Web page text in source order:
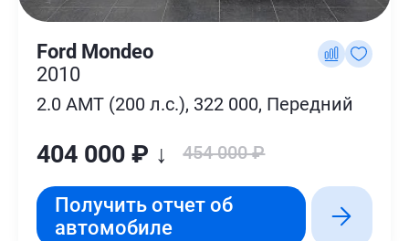
Ford Mondeo
2010
2.0 AMT (200 л.с.), 322 000, Передний
404 000 ₽ ↓ 454 000 ₽
Получить отчет об
автомобиле